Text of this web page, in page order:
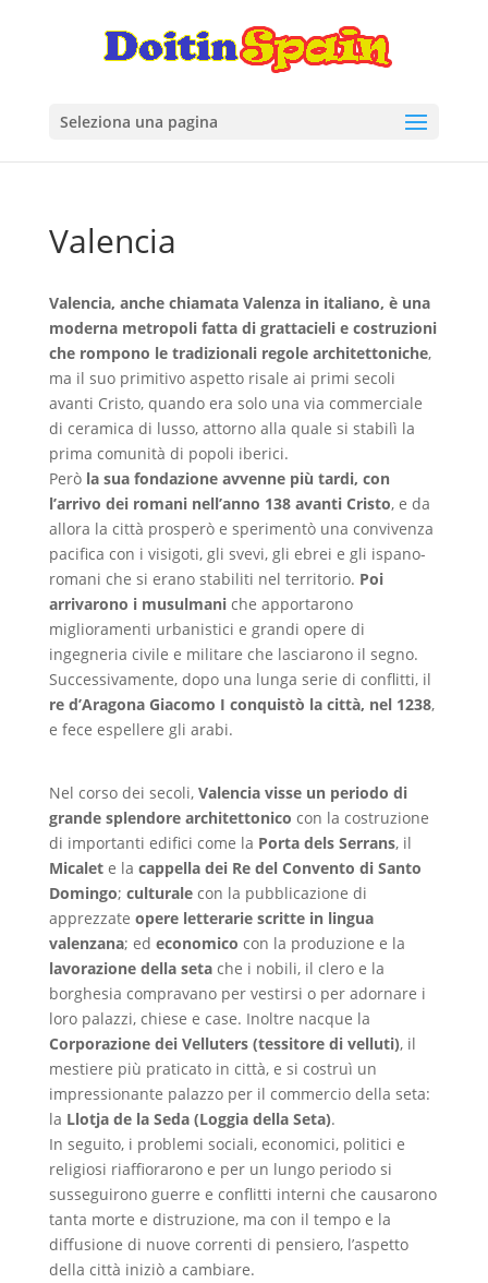
Seleziona una pagina
Valencia
Valencia, anche chiamata Valenza in italiano, è una
moderna metropoli fatta di grattacieli e costruzioni
che rompono le tradizionali regole architettoniche,
ma il suo primitivo aspetto risale ai primi secoli
avanti Cristo, quando era solo una via commerciale
di ceramica di lusso, attorno alla quale si stabilì la
prima comunità di popoli iberici.
Però la sua fondazione avvenne più tardi, con
l’arrivo dei romani nell’anno 138 avanti Cristo, e da
allora la città prosperò e sperimentò una convivenza
pacifica con i visigoti, gli svevi, gli ebrei e gli ispano-
romani che si erano stabiliti nel territorio. Poi
arrivarono i musulmaniche apportarono
miglioramenti urbanistici e grandi opere di
ingegneria civile e militare che lasciarono il segno.
Successivamente, dopo una lunga serie di conflitti, il
re d’Aragona Giacomo I conquistò la città, nel 1238,
e fece espellere gli arabi.
Nel corso dei secoli, Valencia visse un periodo di
grande splendore architettonico con la costruzione
di importanti edifici come la Porta dels Serrans, il
Micalete la cappella dei Re del Convento di Santo
Domingo; culturalecon la pubblicazione di
apprezzate opere letterarie scritte in lingua
valenzana; ed economico con la produzione e la
lavorazione della setache i nobili, il clero e la
borghesia compravano per vestirsi o per adornare i
loro palazzi, chiese e case. Inoltre nacque la
Corporazione dei Velluters (tessitore di velluti), il
mestiere più praticato in città, e si costruì un
impressionante palazzo per il commercio della seta:
la Llotja de la Seda (Loggia della Seta).
In seguito, i problemi sociali, economici, politici e
religiosi riaffiorarono e per un lungo periodo si
susseguirono guerre e conflitti interni che causarono
tanta morte e distruzione, ma con il tempo e la
diffusione di nuove correnti di pensiero, l’aspetto
della città iniziò a cambiare.